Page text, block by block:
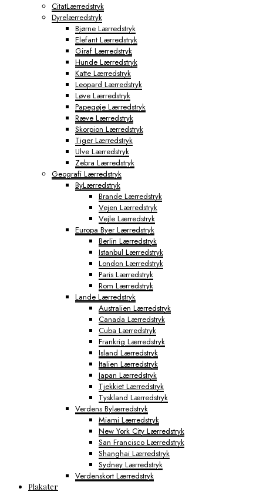
CitatLærredstryk
Dyrelærredstryk
Bjørne Lærredstryk
Elefant Lærredstryk
Giraf Lærredstryk
Hunde Lærredstryk
Katte Lærredstryk
Leopard Lærredstryk
Løve Lærredstryk
Papegøje Lærredstryk
Ræve Lærredstryk
Skorpion Lærredstryk
Tiger Lærredstryk
Ulve Lærredstryk
Zebra Lærredstryk
Geografi Lærredstryk
ByLærredstryk
Brande Lærredstryk
Vejen Lærredstryk
Vejle Lærredstryk
Europa Byer Lærredstryk
Berlin Lærredstryk
Istanbul Lærredstryk
London Lærredstryk
Paris Lærredstryk
Rom Lærredstryk
Lande Lærredstryk
Australien Lærredstryk
Canada Lærredstryk
Cuba Lærredstryk
Frankrig Lærredstryk
Island Lærredstryk
Italien Lærredstryk
Japan Lærredstryk
Tjekkiet Lærredstryk
Tyskland Lærredstryk
Verdens Bylærredstryk
Miami Lærredstryk
New York City Lærredstryk
San Francisco Lærredstryk
Shanghai Lærredstryk
Sydney Lærredstryk
Verdenskort Lærredstryk
Plakater